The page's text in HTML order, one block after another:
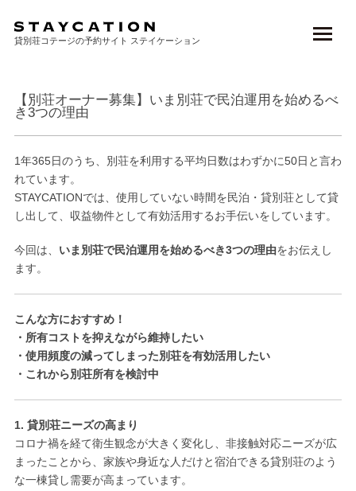
貸別荘コテージの予約サイト ステイケーション
【別荘オーナー募集】いま別荘で民泊運用を始めるべ
き3つの理由
1年365日のうち、別荘を利用する平均日数はわずかに50日と言わ
れています。
STAYCATIONでは、使用していない時間を民泊・貸別荘として貸
し出して、収益物件として有効活用するお手伝いをしています。
今回は、 いま別荘で民泊運用を始めるべき3つの理由をお伝えし
ます。
こんな方におすすめ！
・所有コストを抑えながら維持したい
・使用頻度の減ってしまった別荘を有効活用したい
・これから別荘所有を検討中
1. 貸別荘ニーズの高まり
コロナ禍を経て衛生観念が大きく変化し、非接触対応ニーズが広
まったことから、家族や身近な人だけと宿泊できる貸別荘のよう
な一棟貸し需要が高まっています。